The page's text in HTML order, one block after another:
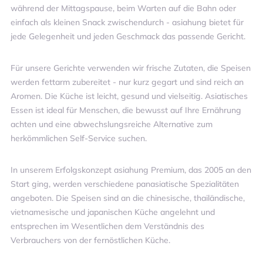
während der Mittagspause, beim Warten auf die Bahn oder
einfach als kleinen Snack zwischendurch - asiahung bietet für
jede Gelegenheit und jeden Geschmack das passende Gericht.
Für unsere Gerichte verwenden wir frische Zutaten, die Speisen
werden fettarm zubereitet - nur kurz gegart und sind reich an
Aromen. Die Küche ist leicht, gesund und vielseitig. Asiatisches
Essen ist ideal für Menschen, die bewusst auf Ihre Ernährung
achten und eine abwechslungsreiche Alternative zum
herkömmlichen Self-Service suchen.
In unserem Erfolgskonzept asiahung Premium, das 2005 an den
Start ging, werden verschiedene panasiatische Spezialitäten
angeboten. Die Speisen sind an die chinesische, thailändische,
vietnamesische und japanischen Küche angelehnt und
entsprechen im Wesentlichen dem Verständnis des
Verbrauchers von der fernöstlichen Küche.